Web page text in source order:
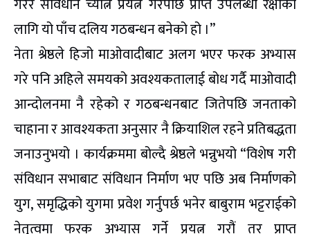
लागि यो पाँच दलिय गठबन्धन बनेको हो ।”
नेता श्रेष्ठले हिजो माओवादीबाट अलग भएर फरक अभ्यास
गरे पनि अहिले समयको अवश्यकतालाई बोध गर्दै माओवादी
आन्दोलनमा नै रहेको र गठबन्धनबाट जितेपछि जनताको
चाहाना र आवश्यकता अनुसार नै क्रियाशिल रहने प्रतिबद्धता
जनाउनुभयो । कार्यक्रममा बोल्दै श्रेष्ठले भन्नुभयो “विशेष गरी
संविधान सभाबाट संविधान निर्माण भए पछि अब निर्माणको
युग, समृद्धिको युगमा प्रवेश गर्नुपर्छ भनेर बाबुराम भट्टराईको
नेतृत्वमा फरक अभ्यास गर्ने प्रयत्न गरौं तर प्राप्त